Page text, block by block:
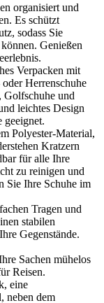
organisiert und
Es schützt
sodass Sie
Genießen
Verpacken mit
Herrenschuhe
Golfschuhe und
leichtes Design
geeignet.
Polyester-Material,
Kratzern
für alle Ihre
zu reinigen und
Sie Ihre Schuhe im
Tragen und
stabilen
Gegenstände.
Sachen mühelos
Reisen.
eine
neben dem